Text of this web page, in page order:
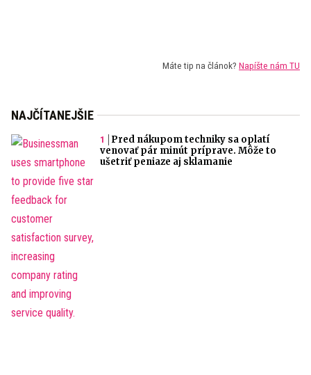
Máte tip na článok? Napíšte nám TU
NAJČÍTANEJŠIE
Pred nákupom techniky sa oplatí
venovať pár minút príprave. Môže to
ušetriť peniaze aj sklamanie